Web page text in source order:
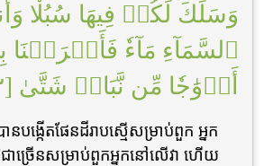
وَسَلَكَ لَكُمۡ فِيهَا سُبُلٗا
ٱلسَّمَآءِ مَآءٗ فَأَخۡرَجۡنَا
أَزۡوَٰجٗا مِّن نَّبَاتٖ شَتَّىٰ [٥٣]
បង្កើតផែនដីរាបស្មើសម្រាប់ពួក អ្នក
ជាច្រើនសម្រាប់ពួកអ្នកនៅលើវា ហើយ